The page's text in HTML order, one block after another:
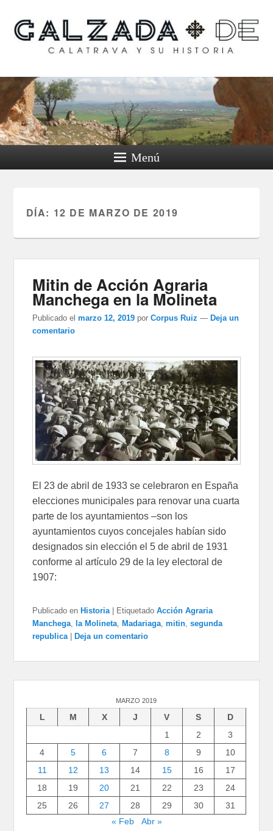
Calzada de Calatrava y
su historia
Menú
DÍA: 12 DE MARZO DE 2019
Mitin de Acción Agraria
Manchega en la Molineta
Publicado el marzo 12, 2019 porCorpus Ruiz — Deja un
comentario
El 23 de abril de 1933 se celebraron en España
elecciones municipales para renovar una cuarta
parte de los ayuntamientos –son los
ayuntamientos cuyos concejales habían sido
designados sin elección el 5 de abril de 1931
conforme al artículo 29 de la ley electoral de
1907:
Publicado en Historia Etiquetado Acción Agraria
Manchega, la Molineta, Madariaga,mitin,segunda
republica
Deja un comentario
MARZO 2019
L M X J V S
D
1
2
3
4
5 6 7 8 9
10
11
12 13 14 15 16
17
18
19 20 21 22 23
24
25
26 27 28 29 30
31
« Feb
Abr »